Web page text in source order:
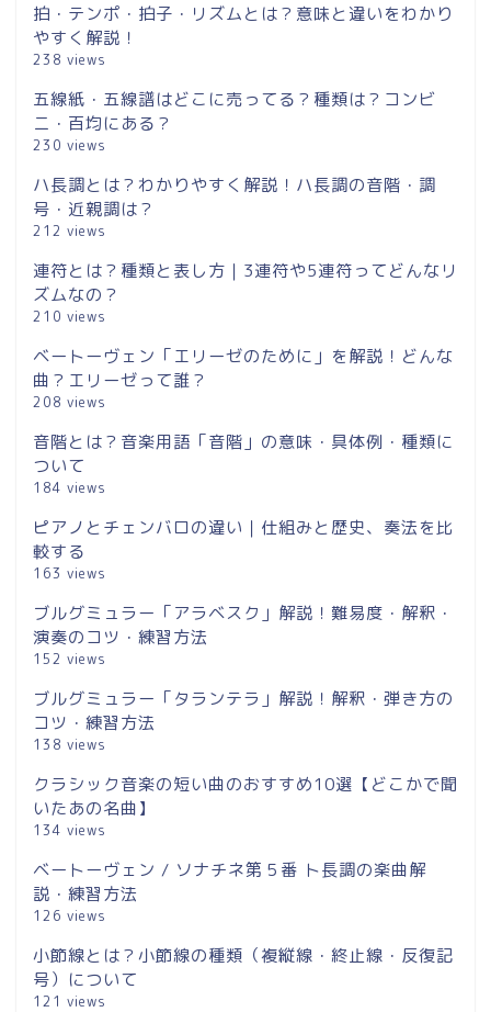
拍・テンポ・拍子・リズムとは？意味と違いをわかり
やすく解説！
238 views
五線紙・五線譜はどこに売ってる？種類は？コンビ
ニ・百均にある？
230 views
ハ長調とは？わかりやすく解説！ハ長調の音階・調
号・近親調は？
212 views
連符とは？種類と表し方｜3連符や5連符ってどんなリ
ズムなの？
210 views
ベートーヴェン「エリーゼのために」を解説！どんな
曲？エリーゼって誰？
208 views
音階とは？音楽用語「音階」の意味・具体例・種類に
ついて
184 views
ピアノとチェンバロの違い｜仕組みと歴史、奏法を比
較する
163 views
ブルグミュラー「アラベスク」解説！難易度・解釈・
演奏のコツ・練習方法
152 views
ブルグミュラー「タランテラ」解説！解釈・弾き方の
コツ・練習方法
138 views
クラシック音楽の短い曲のおすすめ10選【どこかで聞
いたあの名曲】
134 views
ベートーヴェン / ソナチネ第５番 ト長調の楽曲解
説・練習方法
126 views
小節線とは？小節線の種類（複縦線・終止線・反復記
号）について
121 views